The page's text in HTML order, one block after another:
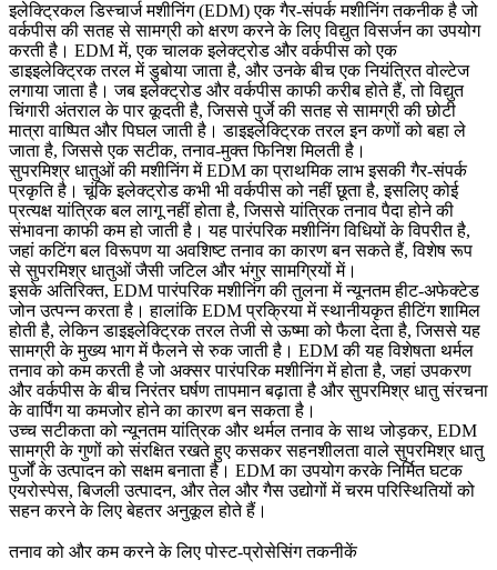
इलेक्ट्रिकल डिस्चार्ज मशीनिंग (EDM) एक गैर-संपर्क मशीनिंग तकनीक है जो
वर्कपीस की सतह से सामग्री को क्षरण करने के लिए विद्युत विसर्जन का उपयोग
करती है। EDM में, एक चालक इलेक्ट्रोड और वर्कपीस को एक
डाइइलेक्ट्रिक तरल में डुबोया जाता है, और उनके बीच एक नियंत्रित वोल्टेज
लगाया जाता है। जब इलेक्ट्रोड और वर्कपीस काफी करीब होते हैं, तो विद्युत
चिंगारी अंतराल के पार कूदती है, जिससे पुर्जे की सतह से सामग्री की छोटी
मात्रा वाष्पित और पिघल जाती है। डाइइलेक्ट्रिक तरल इन कणों को बहा ले
जाता है, जिससे एक सटीक, तनाव-मुक्त फिनिश मिलती है।
सुपरमिश्र धातुओंकी मशीनिंग में EDM का प्राथमिक लाभ इसकी गैर-संपर्क
प्रकृति है। चूंकि इलेक्ट्रोड कभी भी वर्कपीस को नहीं छूता है, इसलिए कोई
प्रत्यक्ष यांत्रिक बल लागू नहीं होता है, जिससे यांत्रिक तनाव पैदा होने की
संभावना काफी कम हो जाती है। यह पारंपरिक मशीनिंग विधियों के विपरीत है,
जहां कटिंग बल विरूपण या अवशिष्ट तनाव का कारण बन सकते हैं, विशेष रूप
से सुपरमिश्र धातुओं जैसी जटिल और भंगुर सामग्रियों में।
इसके अतिरिक्त, EDM पारंपरिक मशीनिंग की तुलना में न्यूनतम हीट-अफेक्टेड
जोन उत्पन्न करता है। हालांकि EDM प्रक्रिया में स्थानीयकृत हीटिंग शामिल
होती है, लेकिन डाइइलेक्ट्रिक तरल तेजी से ऊष्मा को फैला देता है, जिससे यह
सामग्री के मुख्य भाग में फैलने से रुक जाती है। EDM की यह विशेषता थर्मल
तनाव को कम करती है जो अक्सर पारंपरिक मशीनिंग में होता है, जहां उपकरण
और वर्कपीस के बीच निरंतर घर्षण तापमान बढ़ाता है और सुपरमिश्र धातु संरचना
के वार्पिंग या कमजोर होने का कारण बन सकता है।
उच्च सटीकता को न्यूनतम यांत्रिक और थर्मल तनाव के साथ जोड़कर, EDM
सामग्री के गुणों को संरक्षित रखते हुए कसकर सहनशीलता वाले सुपरमिश्र धातु
पुर्जों के उत्पादन को सक्षम बनाता है। EDM का उपयोग करके निर्मित घटक
एयरोस्पेस, बिजली उत्पादन, और तेल और गैस उद्योगों में चरम परिस्थितियों को
सहन करने के लिए बेहतर अनुकूल होते हैं।
तनाव को और कम करने के लिए पोस्ट-प्रोसेसिंग तकनीकें